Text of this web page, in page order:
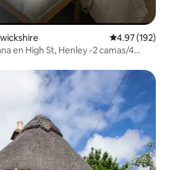
Calificación
4.97 (192)
en High St, Henley -2 camas/4